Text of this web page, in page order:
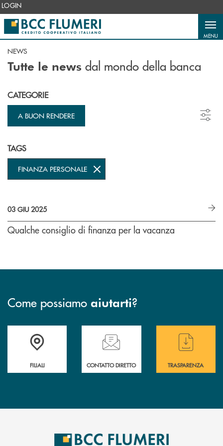
Salta al contenuto principale
LOGIN
MENU
NEWS
Tutte le news dal mondo della banca
CATEGORIE
A BUON RENDERE
TAGS
FINANZA PERSONALE
03 GIU 2025
Qualche consiglio di finanza per la vacanza
Come possiamo aiutarti?
Trova la filiale più vicina a te
FILIALI
Hai bisogno di assistenza immediata ?
CONTATTO DIRETTO
Hai bisogno di
TRASPARENZA